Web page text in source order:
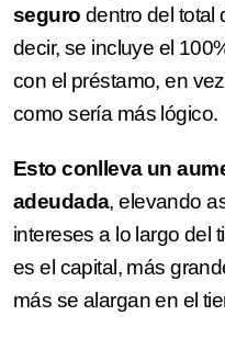
seguro dentro del total
decir, se incluye el
con el préstamo, en
como sería más lógico.
Esto conlleva un
adeudada, elevando
intereses a lo largo del
es el capital, más
más se alargan en el